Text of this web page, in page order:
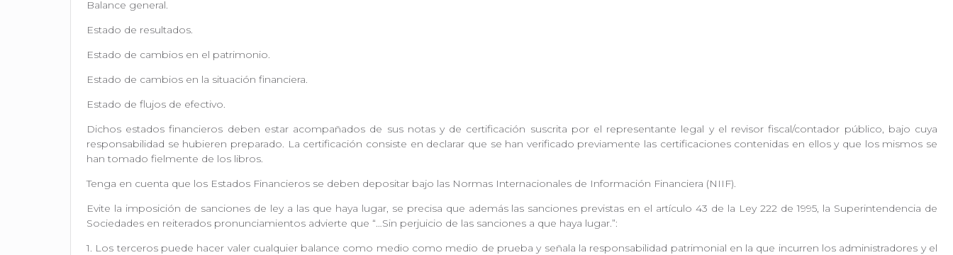
Balance general.
Estado de resultados.
Estado de cambios en el patrimonio.
Estado de cambios en la situación financiera.
Estado de flujos de efectivo.
Dichos estados financieros deben estar acompañados de sus notas y de certificación suscrita por el representante legal y el revisor fiscal/contador público, bajo cuya
responsabilidad se hubieren preparado. La certificación consiste en declarar que se han verificado previamente las certificaciones contenidas en ellos y que los mismos se
han tomado fielmente de los libros.
Tenga en cuenta que los Estados Financieros se deben depositar bajo las Normas Internacionales de Información Financiera (NIIF).
Evite la imposición de sanciones de ley a las que haya lugar, se precisa que además las sanciones previstas en el artículo 43 de la Ley 222 de 1995, la Superintendencia de
Sociedades en reiterados pronunciamientos advierte que “…Sin perjuicio de las sanciones a que haya lugar.”:
1. Los terceros puede hacer valer cualquier balance como medio como medio de prueba y señala la responsabilidad patrimonial en la que incurren los administradores y el